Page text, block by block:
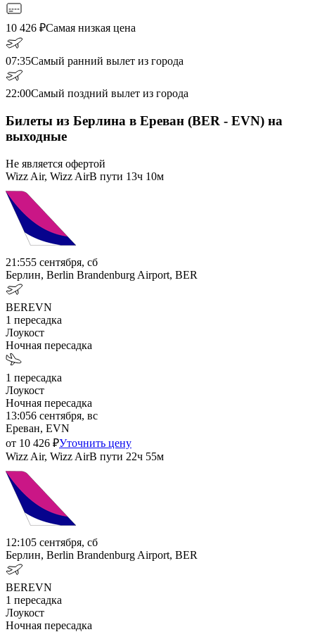
10 426 ₽Самая низкая цена
07:35Самый ранний вылет из города
22:00Самый поздний вылет из города
Билеты из Берлина в Ереван (BER - EVN) на
выходные
Не является офертой
Wizz Air, Wizz AirВ пути 13ч 10м
21:555 сентября, сб
Берлин, Berlin Brandenburg Airport, BER
BEREVN
1 пересадка
Лоукост
Ночная пересадка
1 пересадка
Лоукост
Ночная пересадка
13:056 сентября, вс
Ереван, EVN
от 10 426 ₽Уточнить цену
Wizz Air, Wizz AirВ пути 22ч 55м
12:105 сентября, сб
Берлин, Berlin Brandenburg Airport, BER
BEREVN
1 пересадка
Лоукост
Ночная пересадка